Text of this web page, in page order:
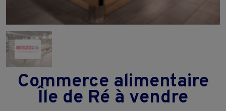
Commerce alimentaire
Île de Ré à vendre